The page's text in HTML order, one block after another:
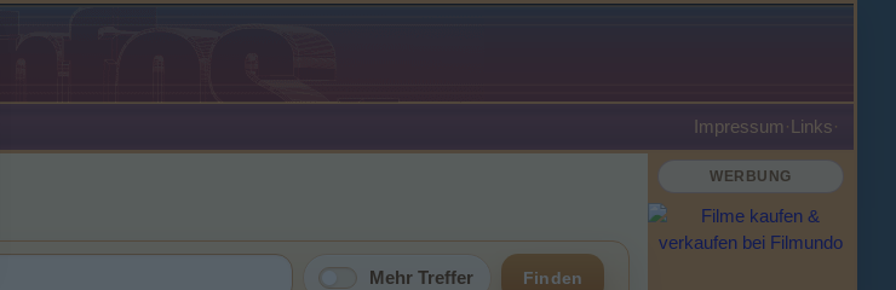
Impressum ·Links·
Mehr Treffer Finden
WERBUNG